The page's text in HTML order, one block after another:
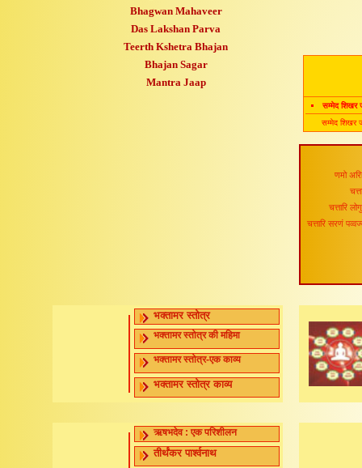
Bhagwan Mahaveer
Das Lakshan Parva
Teerth Kshetra Bhajan
Bhajan Sagar
Mantra Jaap
सम्मेद शिखर
सम्मेद शिखर
णमो
चत्तारि
चत्तारि सरणं
भक्तामर स्तोत्र
भक्तामर स्तोत्र की महिमा
भक्तामर स्तोत्र-एक काव्य
भक्तामर स्तोत्र काव्य
ऋषभदेव : एक परिशीलन
तीर्थंकर पार्श्वनाथ